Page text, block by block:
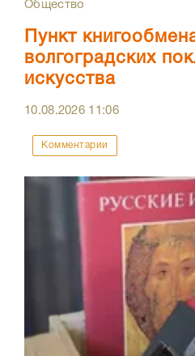
Общество
Пункт
волгоградских
искусства
10.08.2026 11:06
Комментарии